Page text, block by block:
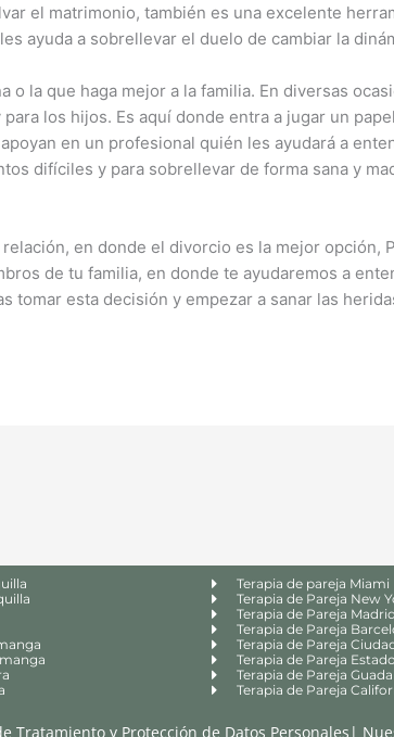
el matrimonio, también es una excelente
ayuda a sobrellevar el duelo de cambiar la
o la que haga mejor a la familia. En diversas
los hijos. Es aquí donde entra a jugar un
en un profesional quién les ayudará a
difíciles y para sobrellevar de forma sana y
en donde el divorcio es la mejor opción,
de tu familia, en donde te ayudaremos a
tomar esta decisión y empezar a sanar las
Terapia de pareja Miami
Terapia de Pareja New
Terapia de Pareja Madrid
Terapia de Pareja
Terapia de Pareja
Terapia de Pareja
Terapia de Pareja
Terapia de Pareja
Tratamiento y Protección de Datos Personales |